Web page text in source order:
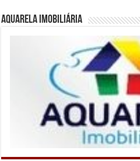
Aquarela Imobiliária